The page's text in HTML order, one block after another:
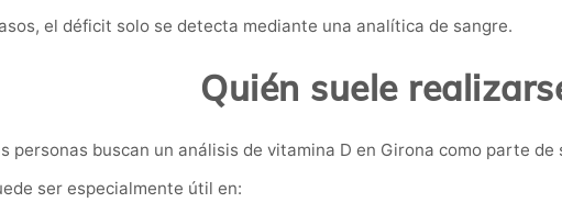
el déficit solo se detecta mediante una analítica de sangre.
Quién suele
personas buscan un análisis de vitamina D en Girona como parte
ser especialmente útil en: